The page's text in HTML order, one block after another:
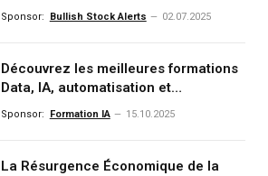
comprendre, investir et dominer le
Sponsor: Bullish Stock Alerts 02.07.2025
Découvrez les meilleures formations
Data, IA, automatisation et
investissement (gestion de
Sponsor: Formation IA 15.10.2025
La Résurgence Économique de la